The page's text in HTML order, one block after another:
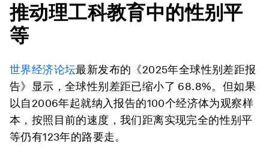
推动理工科教育中的性别平
等
世界经济论坛最新发布的《2025年全球性别差距报
告》显示，全球性别差距已缩小了 68.8%。但如果
以自2006年起就纳入报告的100个经济体为观察样
本，按照目前的速度，我们距离实现完全的性别平
等仍有123年的路要走。